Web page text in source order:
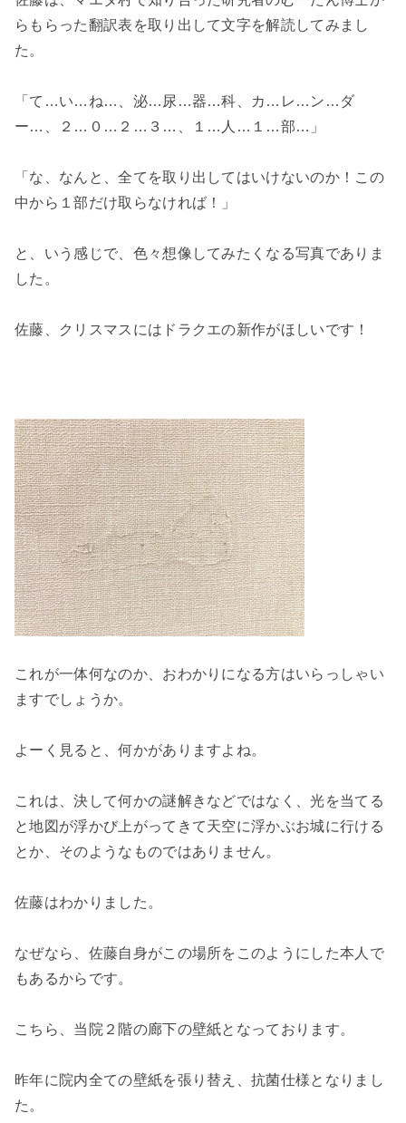
らもらった翻訳表を取り出して文字を解読してみまし
た。
「て…い…ね…、泌…尿…器…科、カ…レ…ン…ダ
ー…、２…０…２…３…、１…人…１…部…」
「な、なんと、全てを取り出してはいけないのか！この
中から１部だけ取らなければ！」
と、いう感じで、色々想像してみたくなる写真でありま
した。
佐藤、クリスマスにはドラクエの新作がほしいです！
これが一体何なのか、おわかりになる方はいらっしゃい
ますでしょうか。
よーく見ると、何かがありますよね。
これは、決して何かの謎解きなどではなく、光を当てる
と地図が浮かび上がってきて天空に浮かぶお城に行ける
とか、そのようなものではありません。
佐藤はわかりました。
なぜなら、佐藤自身がこの場所をこのようにした本人で
もあるからです。
こちら、当院２階の廊下の壁紙となっております。
昨年に院内全ての壁紙を張り替え、抗菌仕様となりまし
た。